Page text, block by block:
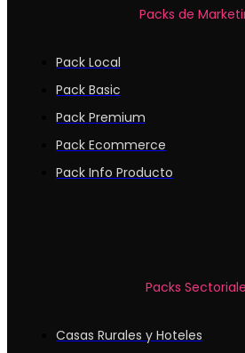
Packs de
Pack Local
Pack Basic
Pack Premium
Pack Ecommerce
Pack Info Producto
Packs
Casas Rurales y Hoteles